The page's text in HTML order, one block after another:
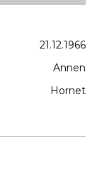
21.12.1966
Annen
Hornet